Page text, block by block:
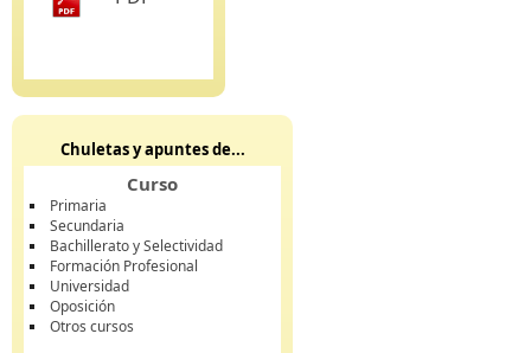
Chuletas y apuntes de...
Curso
Primaria
Secundaria
Bachillerato y Selectividad
Formación Profesional
Universidad
Oposición
Otros cursos